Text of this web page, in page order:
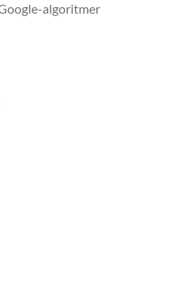
algoritmer